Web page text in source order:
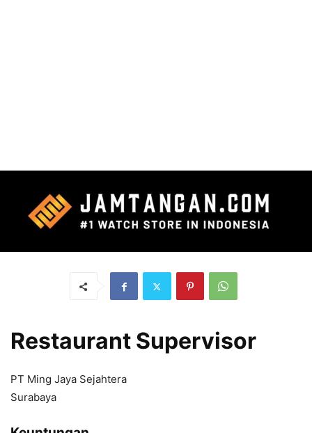
Restaurant Supervisor
PT Ming Jaya Sejahtera
Surabaya